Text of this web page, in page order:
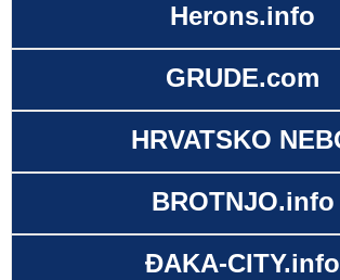
Herons.info
GRUDE.com
HRVATSKO
BROTNJO.info
ĐAKA-CITY.info